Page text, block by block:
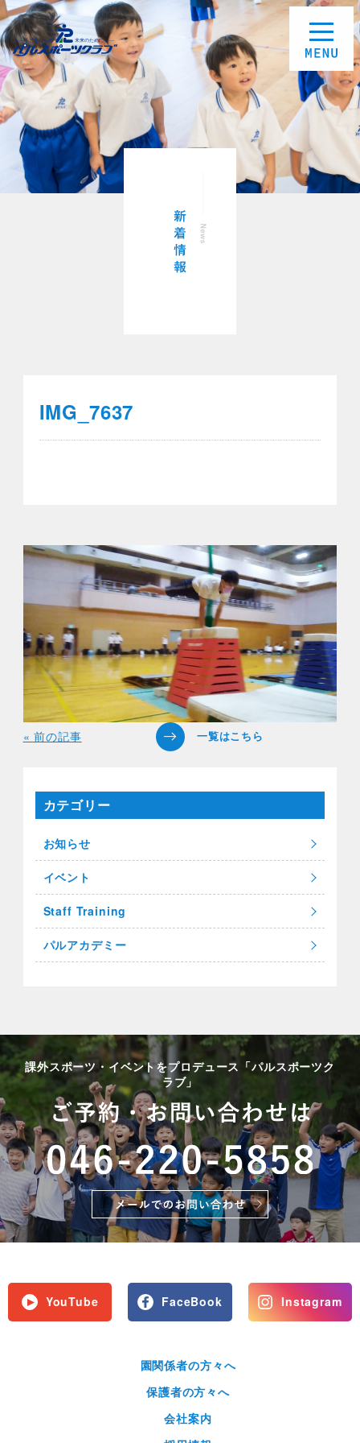
IMG_7637
« 前の記事
カテゴリー
お知らせ
イベント
Staff Training
パルアカデミー
課外スポーツ・イベントをプロデュース「パルスポーツク
ラブ」
YouTube FaceBook Instagram
園関係者の方々へ
保護者の方々へ
会社案内